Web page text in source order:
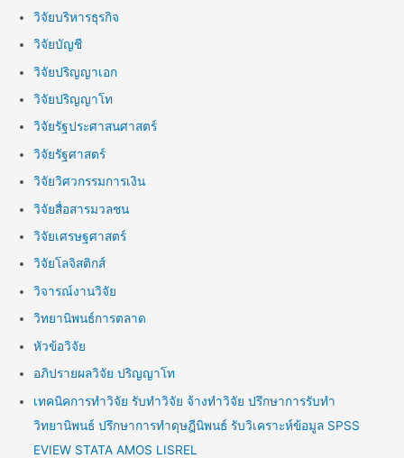
วิจัยบริหารธุรกิจ
วิจัยบัญชี
วิจัยปริญญาเอก
วิจัยปริญญาโท
วิจัยรัฐประศาสนศาสตร์
วิจัยรัฐศาสตร์
วิจัยวิศวกรรมการเงิน
วิจัยสื่อสารมวลชน
วิจัยเศรษฐศาสตร์
วิจัยโลจิสติกส์
วิจารณ์งานวิจัย
วิทยานิพนธ์การตลาด
หัวข้อวิจัย
อภิปรายผลวิจัย ปริญญาโท
เทคนิคการทำวิจัย รับทำวิจัย จ้างทำวิจัย ปรึกษาการรับทำ
วิทยานิพนธ์ ปรึกษาการทำดุษฎีนิพนธ์ รับวิเคราะห์ข้อมูล SPSS
EVIEW STATA AMOS LISREL